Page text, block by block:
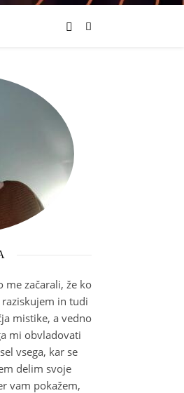
me začarali, že ko
in tudi
mistike, a vedno
mi obvladovati
vsega, kar se
delim svoje
vam pokažem,